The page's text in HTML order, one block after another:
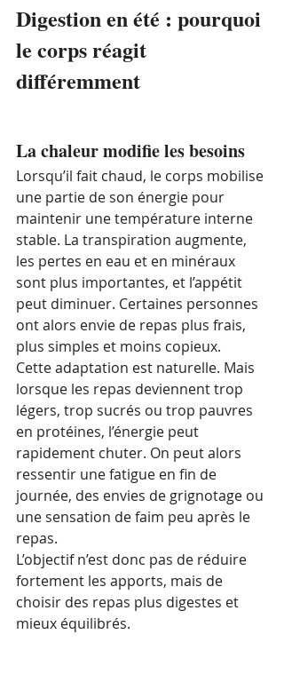
Digestion en été : pourquoi
le corps réagit
différemment
La chaleur modifie les besoins
Lorsqu’il fait chaud, le corps mobilise
une partie de son énergie pour
maintenir une température interne
stable. La transpiration augmente,
les pertes en eau et en minéraux
sont plus importantes, et l’appétit
peut diminuer. Certaines personnes
ont alors envie de repas plus frais,
plus simples et moins copieux.
Cette adaptation est naturelle. Mais
lorsque les repas deviennent trop
légers, trop sucrés ou trop pauvres
en protéines, l’énergie peut
rapidement chuter. On peut alors
ressentir une fatigue en fin de
journée, des envies de grignotage ou
une sensation de faim peu après le
repas.
L’objectif n’est donc pas de réduire
fortement les apports, mais de
choisir des repas plus digestes et
mieux équilibrés.